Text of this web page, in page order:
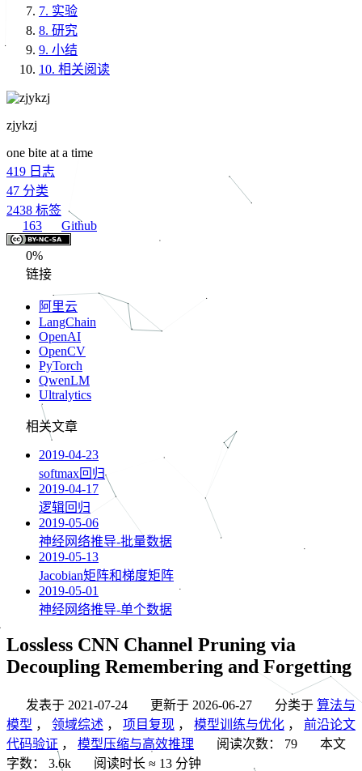
7. 实验
8. 研究
9. 小结
10. 相关阅读
zjykzj
one bite at a time
419 日志
47 分类
2438 标签
163
Github
0%
链接
阿里云
LangChain
OpenAI
OpenCV
PyTorch
QwenLM
Ultralytics
相关文章
2019-04-23
softmax回归
2019-04-17
逻辑回归
2019-05-06
神经网络推导-批量数据
2019-05-13
Jacobian矩阵和梯度矩阵
2019-05-01
神经网络推导-单个数据
Lossless CNN Channel Pruning via
Decoupling Remembering and Forgetting
发表于 2021-07-24 更新于 2026-06-27 分类于 算法与
模型 ， 领域综述 ， 项目复现 ， 模型训练与优化 ， 前沿论文
代码验证 ， 模型压缩与高效推理 阅读次数： 79
本文
字数：
3.6k 阅读时长 ≈ 13 分钟